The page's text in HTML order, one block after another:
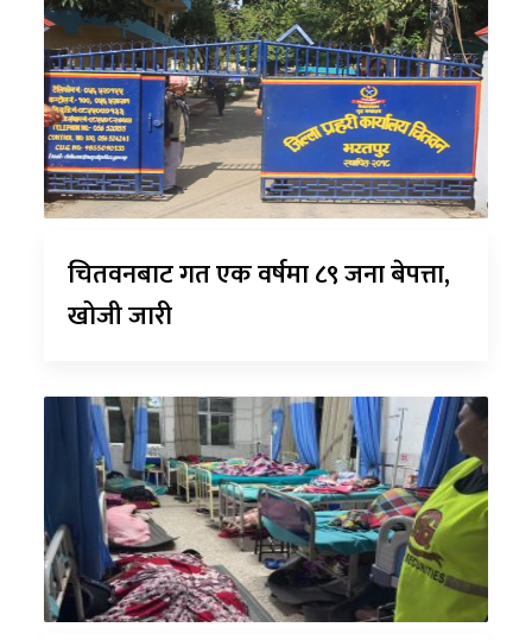
चितवनबाट गत एक वर्षमा ८९ जना बेपत्ता,
खोजी जारी